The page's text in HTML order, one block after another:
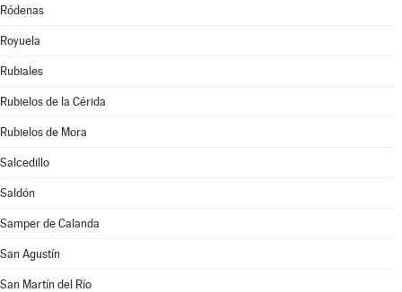
Ródenas
Royuela
Rubiales
Rubielos de la Cérida
Rubielos de Mora
Salcedillo
Saldón
Samper de Calanda
San Agustín
San Martín del Río